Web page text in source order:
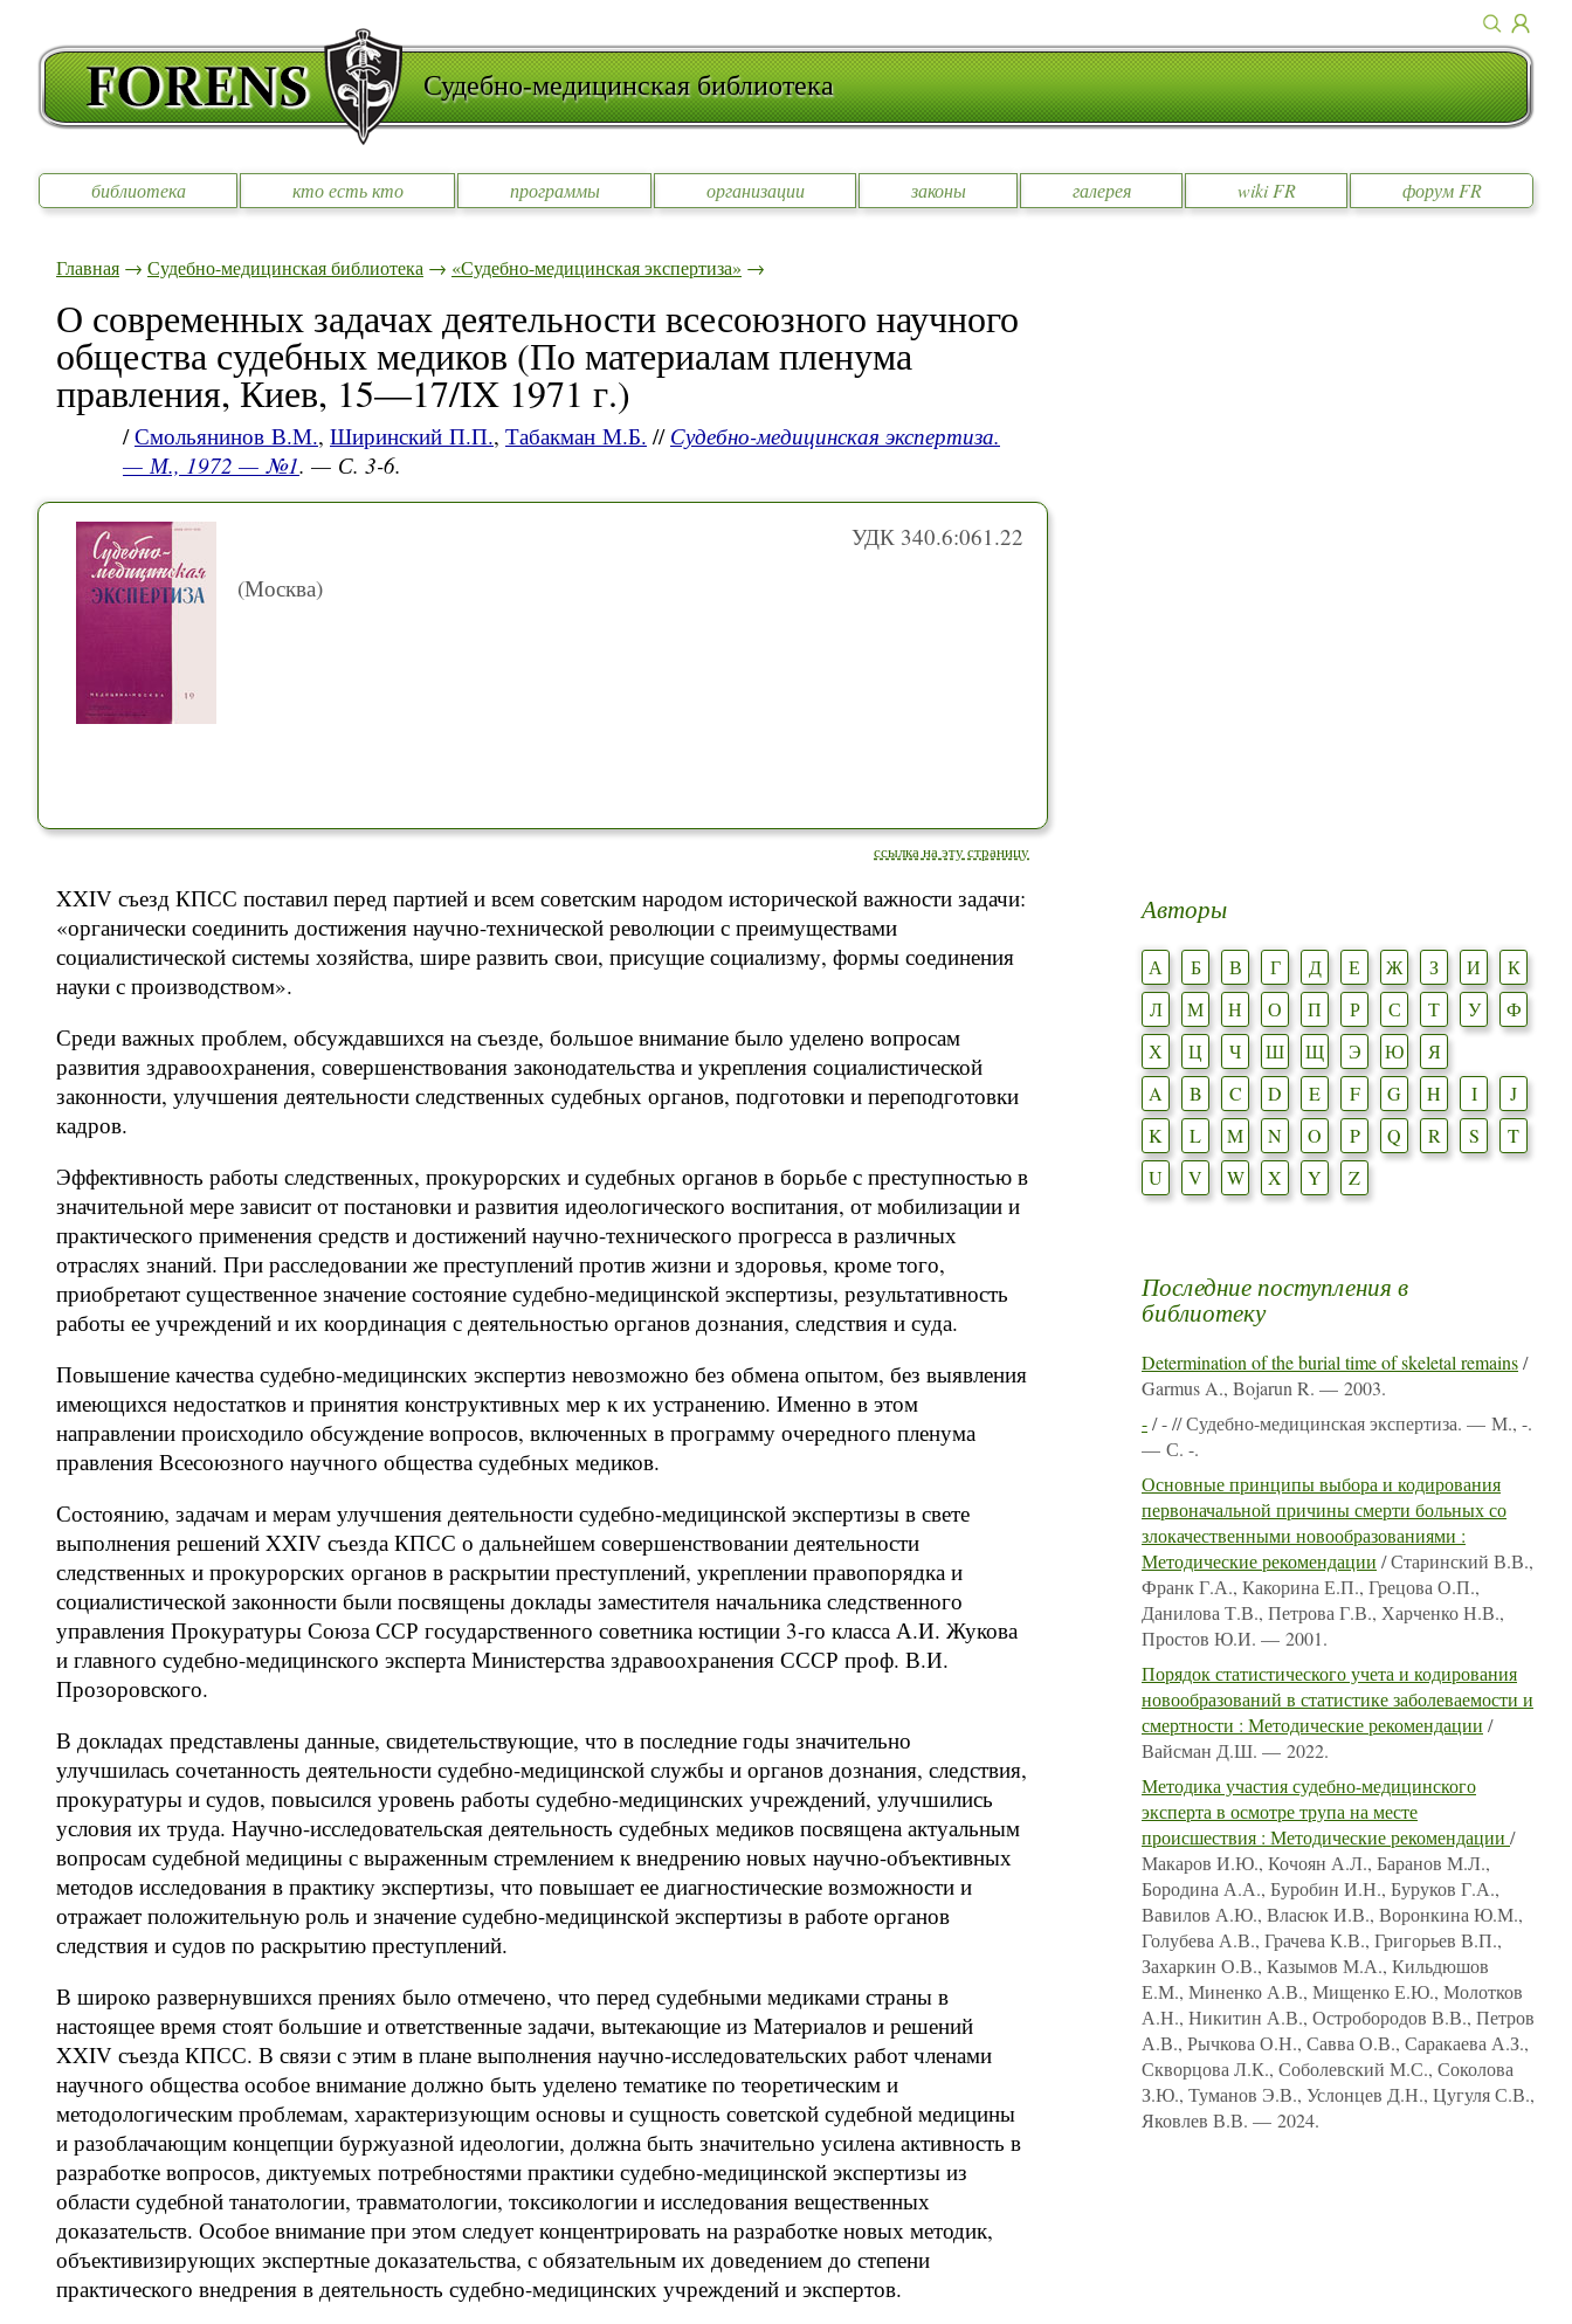
Судебно-медицинская библиотека
библиотека кто есть кто программы организации законы галерея wiki FR форум FR
Главная → Судебно-медицинская библиотека → «Судебно-медицинская экспертиза» →
О современных задачах деятельности всесоюзного научного
общества судебных медиков (По материалам пленума
правления, Киев, 15—17/IX 1971 г.)
/Смольянинов В.М., Ширинский П.П., Табакман М.Б. // Судебно-медицинская экспертиза.
— М., 1972 — №1. — С. 3-6.
УДК 340.6:061.22
(Москва)
ссылка на эту страницу
XXIV съезд КПСС поставил перед партией и всем советским народом исторической важности задачи:
«органически соединить достижения научно-технической революции с преимуществами
социалистической системы хозяйства, шире развить свои, присущие социализму, формы соединения
науки с производством».
Среди важных проблем, обсуждавшихся на съезде, большое внимание было уделено вопросам
развития здравоохранения, совершенствования законодательства и укрепления социалистической
законности, улучшения деятельности следственных судебных органов, подготовки и переподготовки
кадров.
Эффективность работы следственных, прокурорских и судебных органов в борьбе с преступностью в
значительной мере зависит от постановки и развития идеологического воспитания, от мобилизации и
практического применения средств и достижений научно-технического прогресса в различных
отраслях знаний. При расследовании же преступлений против жизни и здоровья, кроме того,
приобретают существенное значение состояние судебно-медицинской экспертизы, результативность
работы ее учреждений и их координация с деятельностью органов дознания, следствия и суда.
Повышение качества судебно-медицинских экспертиз невозможно без обмена опытом, без выявления
имеющихся недостатков и принятия конструктивных мер к их устранению. Именно в этом
направлении происходило обсуждение вопросов, включенных в программу очередного пленума
правления Всесоюзного научного общества судебных медиков.
Состоянию, задачам и мерам улучшения деятельности судебно-медицинской экспертизы в свете
выполнения решений XXIV съезда КПСС о дальнейшем совершенствовании деятельности
следственных и прокурорских органов в раскрытии преступлений, укреплении правопорядка и
социалистической законности были посвящены доклады заместителя начальника следственного
управления Прокуратуры Союза ССР государственного советника юстиции 3-го класса А.И. Жукова
и главного судебно-медицинского эксперта Министерства здравоохранения СССР проф. В.И.
Прозоровского.
В докладах представлены данные, свидетельствующие, что в последние годы значительно
улучшилась сочетанность деятельности судебно-медицинской службы и органов дознания, следствия,
прокуратуры и судов, повысился уровень работы судебно-медицинских учреждений, улучшились
условия их труда. Научно-исследовательская деятельность судебных медиков посвящена актуальным
вопросам судебной медицины с выраженным стремлением к внедрению новых научно-объективных
методов исследования в практику экспертизы, что повышает ее диагностические возможности и
отражает положительную роль и значение судебно-медицинской экспертизы в работе органов
следствия и судов по раскрытию преступлений.
В широко развернувшихся прениях было отмечено, что перед судебными медиками страны в
настоящее время стоят большие и ответственные задачи, вытекающие из Материалов и решений
XXIV съезда КПСС. В связи с этим в плане выполнения научно-исследовательских работ членами
научного общества особое внимание должно быть уделено тематике по теоретическим и
методологическим проблемам, характеризующим основы и сущность советской судебной медицины
и разоблачающим концепции буржуазной идеологии, должна быть значительно усилена активность в
разработке вопросов, диктуемых потребностями практики судебно-медицинской экспертизы из
области судебной танатологии, травматологии, токсикологии и исследования вещественных
доказательств. Особое внимание при этом следует концентрировать на разработке новых методик,
объективизирующих экспертные доказательства, с обязательным их доведением до степени
практического внедрения в деятельность судебно-медицинских учреждений и экспертов.
Авторы
А Б В Г Д Е Ж З И
К
Л
М Н О П Р С Т У
Ф
Х
Ц Ч Ш Щ Э Ю
Я
A
B C D E F G H I
J
K
L M N O P Q R S
T
U
V W X Y Z
Последние поступления в
библиотеку
Determination of the burial time of skeletal remains/
Garmus A., Bojarun R. — 2003.
-/ - // Судебно-медицинская экспертиза. — М., -.
— С. -.
Основные принципы выбора и кодирования
первоначальной причины смерти больных со
злокачественными новообразованиями :
Методические рекомендации / Старинский В.В.,
Франк Г.А., Какорина Е.П., Грецова О.П.,
Данилова Т.В., Петрова Г.В., Харченко Н.В.,
Простов Ю.И. — 2001.
Порядок статистического учета и кодирования
новообразований в статистике заболеваемости и
смертности : Методические рекомендации /
Вайсман Д.Ш. — 2022.
Методика участия судебно-медицинского
эксперта в осмотре трупа на месте
происшествия : Методические рекомендации /
Макаров И.Ю., Кочоян А.Л., Баранов М.Л.,
Бородина А.А., Буробин И.Н., Буруков Г.А.,
Вавилов А.Ю., Власюк И.В., Воронкина Ю.М.,
Голубева А.В., Грачева К.В., Григорьев В.П.,
Захаркин О.В., Казымов М.А., Кильдюшов
Е.М., Миненко А.В., Мищенко Е.Ю., Молотков
А.Н., Никитин А.В., Остробородов В.В., Петров
А.В., Рычкова О.Н., Савва О.В., Саракаева А.З.,
Скворцова Л.К., Соболевский М.С., Соколова
З.Ю., Туманов Э.В., Услонцев Д.Н., Цугуля С.В.,
Яковлев В.В. — 2024.